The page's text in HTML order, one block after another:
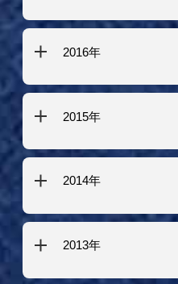
2016年
2015年
2014年
2013年